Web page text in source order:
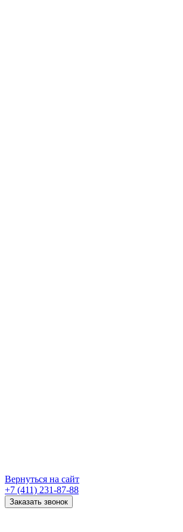
Вернуться на сайт
+7 (411) 231-87-88
Заказать звонок